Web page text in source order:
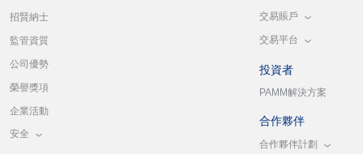
招賢納士
監管資質
公司優勢
榮譽獎項
企業活動
安全
交易賬戶
交易平台
投資者
PAMM解決方案
合作夥伴
合作夥伴計劃